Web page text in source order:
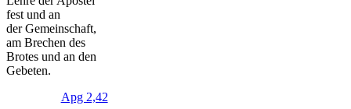
fest und an
der Gemeinschaft,
am Brechen des
Brotes und an den
Gebeten.
Apg 2,42